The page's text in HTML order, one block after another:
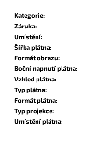
Kategorie:
Záruka:
Umístění:
Šířka plátna:
Formát obrazu:
Boční napnutí plátna:
Vzhled plátna:
Typ plátna:
Formát plátna:
Typ projekce:
Umístění plátna: